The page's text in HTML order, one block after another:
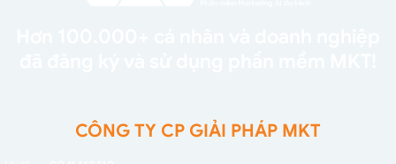
CÔNG TY CP GIẢI PHÁP MKT